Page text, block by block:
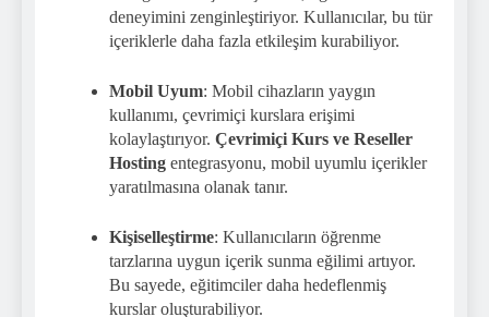
deneyimini zenginleştiriyor. Kullanıcılar, bu tür
içeriklerle daha fazla etkileşim kurabiliyor.
Mobil Uyum: Mobil cihazların yaygın
kullanımı, çevrimiçi kurslara erişimi
kolaylaştırıyor. Çevrimiçi Kurs ve Reseller
Hosting entegrasyonu, mobil uyumlu içerikler
yaratılmasına olanak tanır.
Kişiselleştirme: Kullanıcıların öğrenme
tarzlarına uygun içerik sunma eğilimi artıyor.
Bu sayede, eğitimciler daha hedeflenmiş
kurslar oluşturabiliyor.